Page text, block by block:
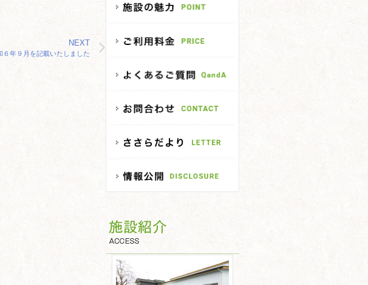
NEXT
６年９月を記載いたしました